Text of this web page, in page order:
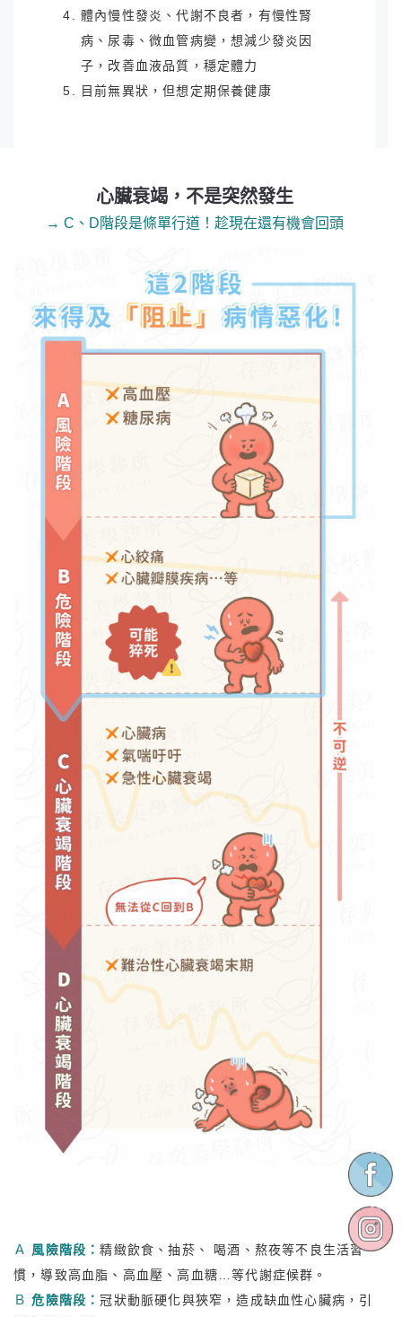
體內慢性發炎、代謝不良者， 有慢性腎
病、尿毒、微血管病變，想減少發炎因
子，改善血液品質，穩定體力
目前無異狀，但想定期保養健康
心臟衰竭，不是突然發生
→ C、D階段是條單行道！趁現在還有機會回頭
Ａ 風險階段：精緻飲食、抽菸、 喝酒、熬夜等不良生活習
慣，導致高血脂、高血壓、高血糖…等代謝症候群。
Ｂ危險階段：冠狀動脈硬化與狹窄，造成缺血性心臟病，引